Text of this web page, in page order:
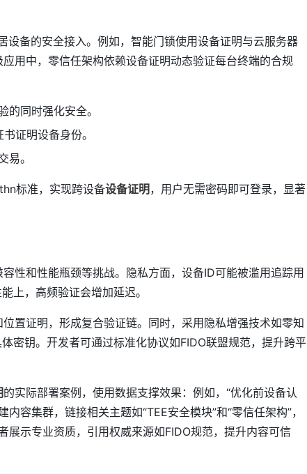
设备的安全接入。例如，智能门锁使用设备证明与云服务器
用中，零信任架构依赖设备证明动态验证每台终端的合规
同时强化安全。
证明设备身份。
易。
标准，实现跨设备设备证明 ，用户无需密码即可登录，显著
性和性能瓶颈等挑战。隐私方面，设备ID可能被滥用追踪用
上，高频验证会增加延迟。
置证明，形成复合验证链。同时，采用隐私增强技术如零知
密钥。开发者可通过标准化协议如FIDO联盟规范，提升跨平
的实际部署案例，使用数据支撑效果：例如，“优化前设备认
容集群，链接相关主题如“TEE安全模块”和“零信任架构”，
展示专业资质，引用权威来源如FIDO规范，提升内容可信